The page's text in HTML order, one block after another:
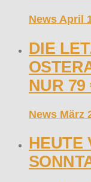
News April
DIE
NUR 79
News März
HEUTE